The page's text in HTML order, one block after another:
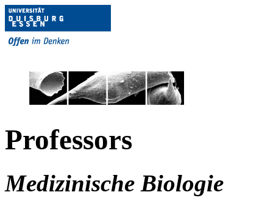
Professors
Medizinische Biologie